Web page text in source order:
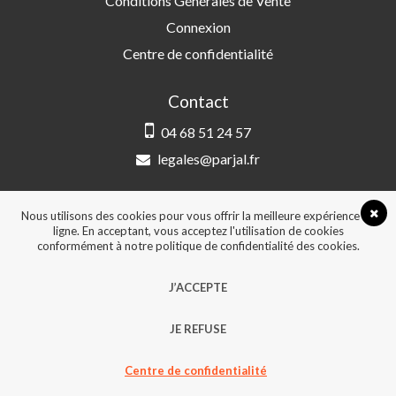
Connexion
Centre de confidentialité
Contact
04 68 51 24 57
legales@parjal.fr
3 Rue Saint-Amand, 66000 Perpignan
© 2026, Tous droits réservés - Design &
Nous utilisons des cookies pour vous offrir la meilleure expérience en
ligne. En acceptant, vous acceptez l'utilisation de cookies
conformément à notre politique de confidentialité des cookies.
J’ACCEPTE
JE REFUSE
Centre de confidentialité